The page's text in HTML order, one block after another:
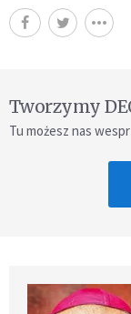
Tworzymy
Tu możesz nas